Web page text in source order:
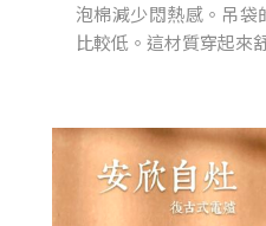
泡棉減少悶熱感。吊袋
比較低。這材質穿起來